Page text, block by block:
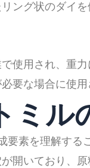
ング状のダイ
使用され、重
要な場合に使
ミル
要素を理解する
開いており、